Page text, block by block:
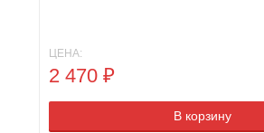
ЦЕНА:
2 470 ₽
В корзину